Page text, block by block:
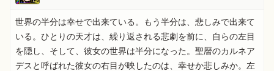
世界の半分は幸せで出来ている。もう半分は、悲しみで出来て
いる。ひとりの天才は、繰り返される悲劇を前に、自らの左目
を隠し、そして、彼女の世界は半分になった。聖暦のカルネア
デスと呼ばれた彼女の右目が映したのは、幸せか悲しみか。左